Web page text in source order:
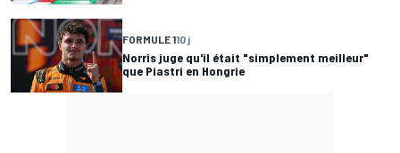
FORMULE 110 j
Norris juge qu'il était "simplement meilleur"
que Piastri en Hongrie